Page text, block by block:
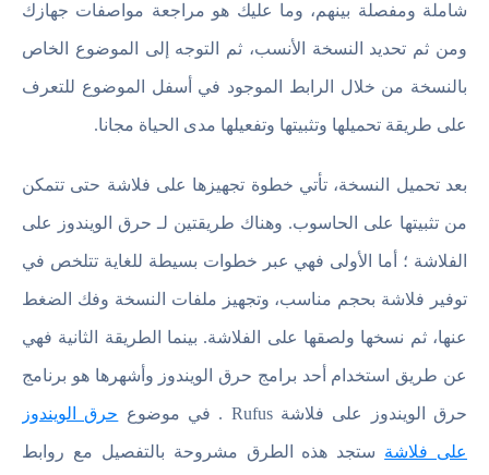
شاملة ومفصلة بينهم، وما عليك هو مراجعة مواصفات جهازك
ومن ثم تحديد النسخة الأنسب، ثم التوجه إلى الموضوع الخاص
بالنسخة من خلال الرابط الموجود في أسفل الموضوع للتعرف
على طريقة تحميلها وتثبيتها وتفعيلها مدى الحياة مجانا.
بعد تحميل النسخة، تأتي خطوة تجهيزها على فلاشة حتى تتمكن
من تثبيتها على الحاسوب. وهناك طريقتين لـ حرق الويندوز على
الفلاشة ؛ أما الأولى فهي عبر خطوات بسيطة للغاية تتلخص في
توفير فلاشة بحجم مناسب، وتجهيز ملفات النسخة وفك الضغط
عنها، ثم نسخها ولصقها على الفلاشة. بينما الطريقة الثانية فهي
عن طريق استخدام أحد برامج حرق الويندوز وأشهرها هو برنامج
حرق الويندوز على فلاشة Rufus . في موضوع حرق الويندوز
على فلاشة ستجد هذه الطرق مشروحة بالتفصيل مع روابط